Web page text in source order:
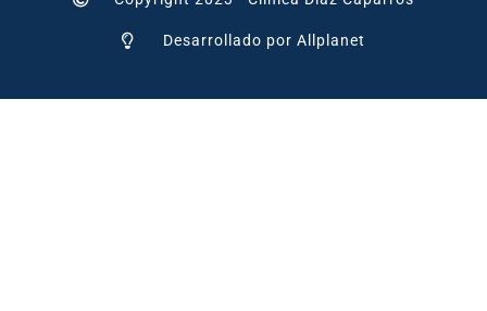
Desarrollado por Allplanet